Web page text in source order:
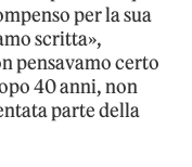
per la sua
scritta»,
pensavamo certo
40 anni, non
parte della